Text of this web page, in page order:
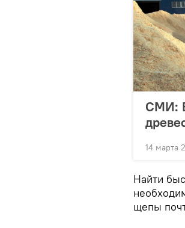
СМИ:
14 марта
Найти
щепы